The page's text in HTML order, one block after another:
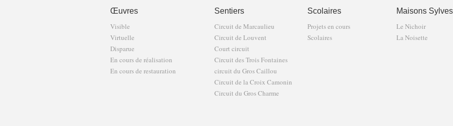
Œuvres
Visible
Virtuelle
Disparue
En cours de réalisation
En cours de restauration
Sentiers
Circuit de Marcaulieu
Circuit de Louvent
Court circuit
Circuit des Trois Fontaines
circuit du Gros Caillou
Circuit de la Croix Camonin
Circuit du Gros Charme
Scolaires
Projets en cours
Scolaires
Maisons
Le Nichoir
La Noisette